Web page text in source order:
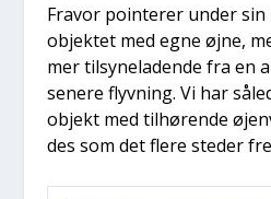
Fra­vor poin­te­r­er under
objek­tet med egne øjne,
mer til­sy­ne­la­den­de fra en
sene­re flyv­ning. Vi har
objekt med til­hø­ren­de
des som det fle­re ste­der